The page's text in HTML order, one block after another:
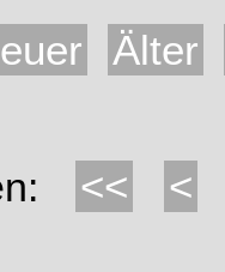
Älter
<< <